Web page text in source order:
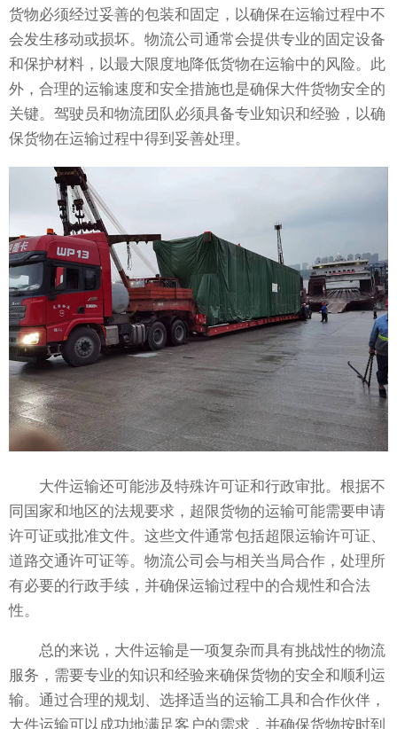
货物必须经过妥善的包装和固定，以确保在运输过程中不
会发生移动或损坏。物流公司通常会提供专业的固定设备
和保护材料，以最大限度地降低货物在运输中的风险。此
外，合理的运输速度和安全措施也是确保大件货物安全的
关键。驾驶员和物流团队必须具备专业知识和经验，以确
保货物在运输过程中得到妥善处理。
大件运输还可能涉及特殊许可证和行政审批。根据不
同国家和地区的法规要求，超限货物的运输可能需要申请
许可证或批准文件。这些文件通常包括超限运输许可证、
道路交通许可证等。物流公司会与相关当局合作，处理所
有必要的行政手续，并确保运输过程中的合规性和合法
性。
总的来说，大件运输是一项复杂而具有挑战性的物流
服务，需要专业的知识和经验来确保货物的安全和顺利运
输。通过合理的规划、选择适当的运输工具和合作伙伴，
大件运输可以成功地满足客户的需求，并确保货物按时到